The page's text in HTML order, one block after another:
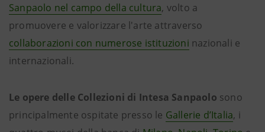
Sanpaolo nel campo della cultura, volto a
promuovere e valorizzare l'arte attraverso
collaborazioni con numerose istituzioni nazionali e
internazionali.
Le opere delle Collezioni di Intesa Sanpaolo sono
principalmente ospitate presso le Gallerie d’Italia, i